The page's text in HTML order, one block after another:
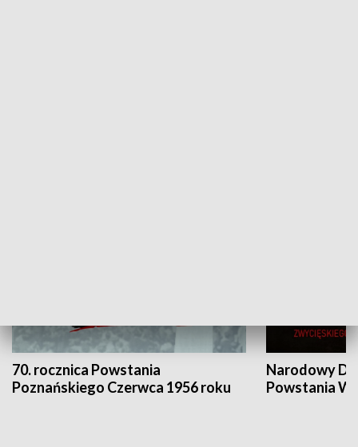
70. rocznica Powstania
Poznańskiego Czerwca 1956 roku
Narodowy
Powstania